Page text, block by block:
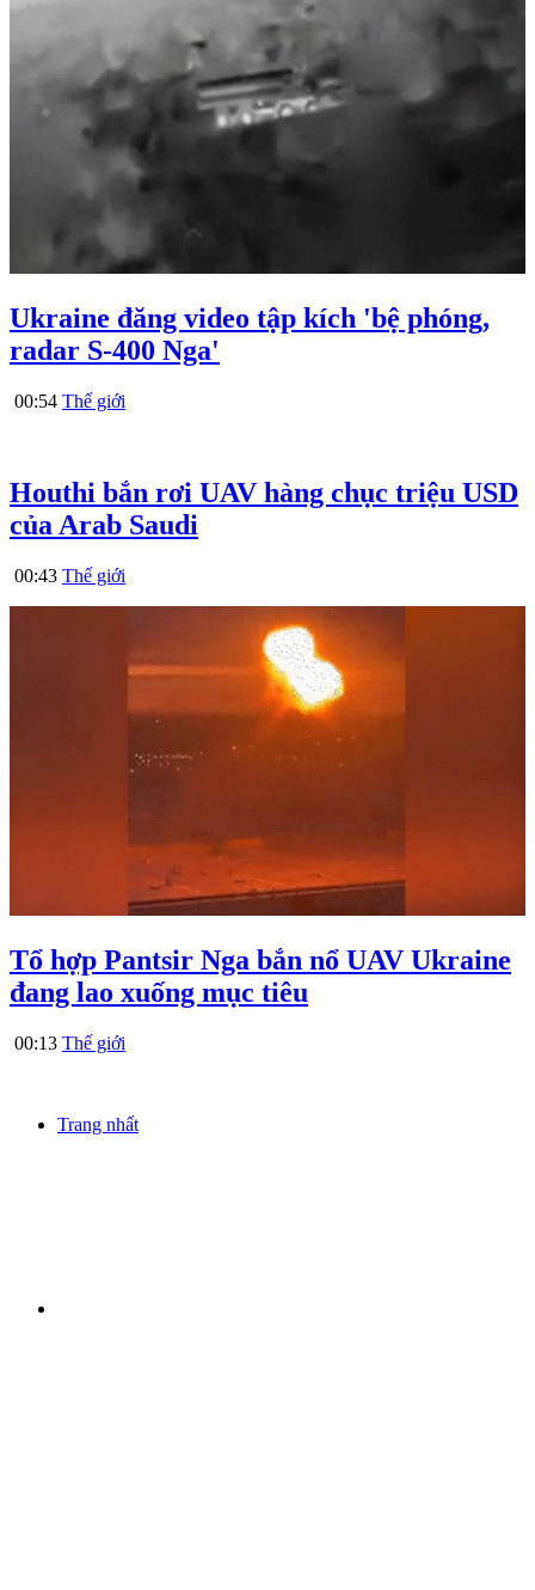
Ukraine đăng video tập kích 'bệ phóng,
radar S-400 Nga'
00:54 Thế giới
Houthi bắn rơi UAV hàng chục triệu USD
của Arab Saudi
00:43 Thế giới
Tổ hợp Pantsir Nga bắn nổ UAV Ukraine
đang lao xuống mục tiêu
00:13 Thế giới
Trang nhất